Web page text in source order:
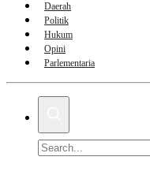
Daerah
Politik
Hukum
Opini
Parlementaria